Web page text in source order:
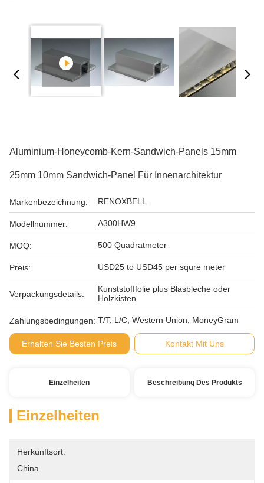
Aluminium-Honeycomb-Kern-Sandwich-Panels 15mm
25mm 10mm Sandwich-Panel Für Innenarchitektur
Markenbezeichnung: RENOXBELL
Modellnummer: A300HW9
MOQ: 500 Quadratmeter
Preis: USD25 to USD45 per squre meter
Verpackungsdetails:
Kunststofffolie plus Blasbleche oder
Holzkisten
Zahlungsbedingungen: T/T, L/C, Western Union, MoneyGram
Erhalten Sie Besten Preis Kontakt Mit Uns
Einzelheiten Beschreibung Des Produkts
Einzelheiten
Herkunftsort:
China